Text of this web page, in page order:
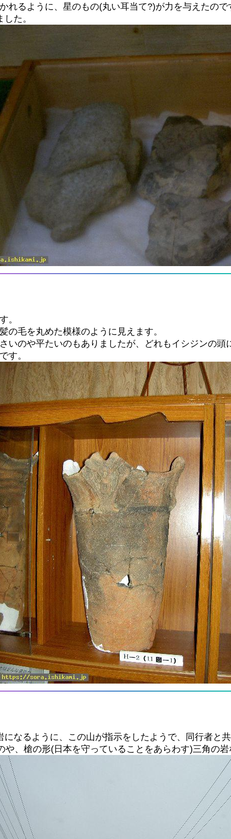
れるように、星のもの(丸い耳当て?)が力を与えたので
た。
。
の毛を丸めた模様のように見えます。
いのや平たいのもありましたが、どれもイシジンの
す。
なるように、この山が指示をしたようで、同行者と
、槍の形(日本を守っていることをあらわす)三角の